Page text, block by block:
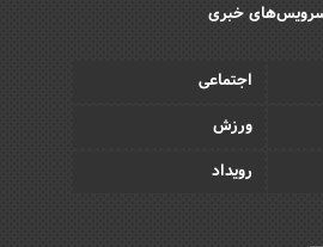
خبری
اجتماعی
ورزش
رویداد